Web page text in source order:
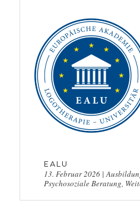
EALU
13. Februar 2026|
Psychosoziale Beratung,